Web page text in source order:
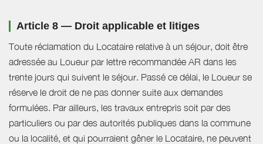
Article 8 — Droit applicable et litiges
Toute réclamation du Locataire relative à un séjour, doit être
adressée au Loueur par lettre recommandée AR dans les
trente jours qui suivent le séjour. Passé ce délai, le Loueur se
réserve le droit de ne pas donner suite aux demandes
formulées. Par ailleurs, les travaux entrepris soit par des
particuliers ou par des autorités publiques dans la commune
ou la localité, et qui pourraient gêner le Locataire, ne peuvent